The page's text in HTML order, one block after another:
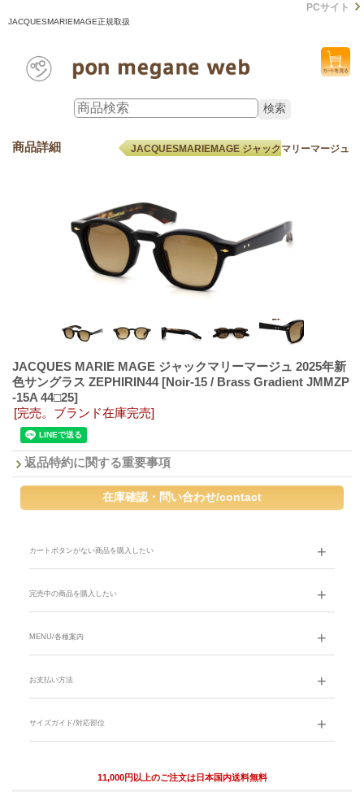
JACQUESMARIEMAGE正規取扱
PCサイト
商品詳細 JACQUESMARIEMAGE ジャックマリーマージュ
JACQUES MARIE MAGE ジャックマリーマージュ 2025年新
色サングラス ZEPHIRIN44[Noir-15 / Brass Gradient JMMZP
-15A 44□25]
[完売。ブランド在庫完売]
返品特約に関する重要事項
カートボタンがない商品を購入したい
完売中の商品を購入したい
MENU/各種案内
お支払い方法
サイズガイド/対応部位
11,000円以上のご注文は日本国内送料無料